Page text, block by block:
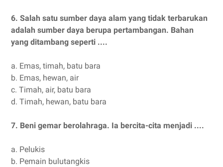
6. Salah satu sumber daya alam yang tidak terbarukan
adalah sumber daya berupa pertambangan. Bahan
yang ditambang seperti ....
a. Emas, timah, batu bara
b. Emas, hewan, air
c. Timah, air, batu bara
d. Timah, hewan, batu bara
7. Beni gemar berolahraga. Ia bercita-cita menjadi ....
a. Pelukis
b. Pemain bulutangkis